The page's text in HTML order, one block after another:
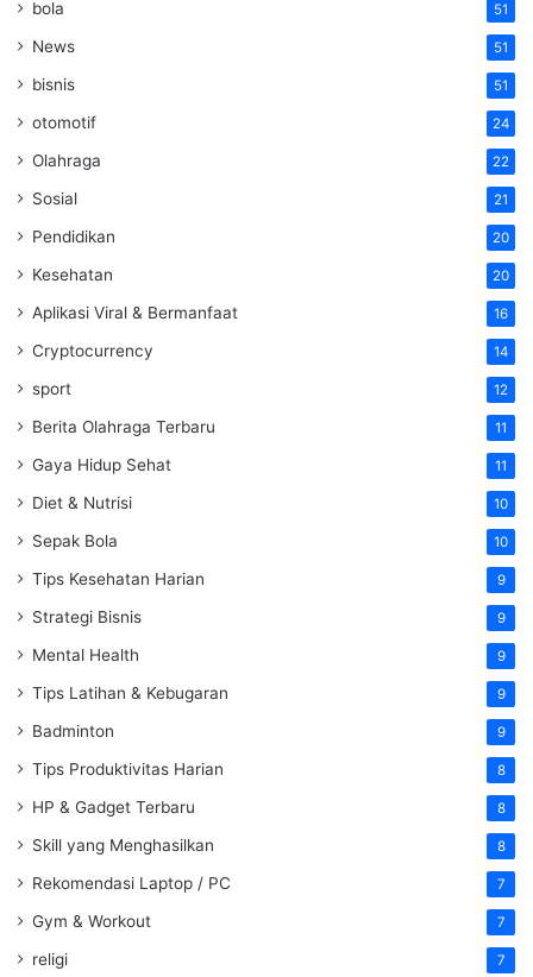
bola 51
News 51
bisnis 51
otomotif 24
Olahraga 22
Sosial 21
Pendidikan 20
Kesehatan 20
Aplikasi Viral & Bermanfaat 16
Cryptocurrency 14
sport 12
Berita Olahraga Terbaru 11
Gaya Hidup Sehat 11
Diet & Nutrisi 10
Sepak Bola 10
Tips Kesehatan Harian 9
Strategi Bisnis 9
Mental Health 9
Tips Latihan & Kebugaran 9
Badminton 9
Tips Produktivitas Harian 8
HP & Gadget Terbaru 8
Skill yang Menghasilkan 8
Rekomendasi Laptop / PC 7
Gym & Workout 7
religi 7